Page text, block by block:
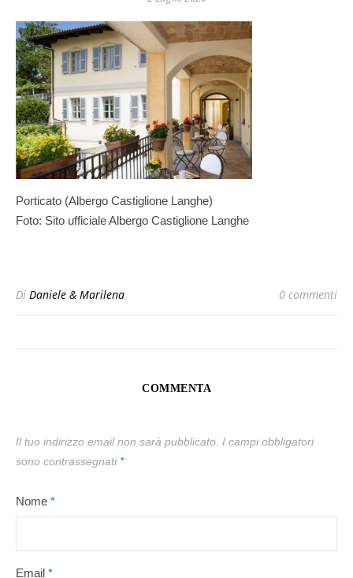
Porticato (Albergo Castiglione Langhe)
Foto: Sito ufficiale Albergo Castiglione Langhe
Di Daniele & Marilena 0 commenti
COMMENTA
Il tuo indirizzo email non sarà pubblicato. I campi obbligatori
sono contrassegnati *
Nome *
Email *